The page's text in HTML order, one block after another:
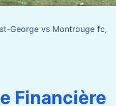
George vs Montrouge fc,
Financière